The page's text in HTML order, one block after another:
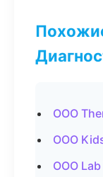
ООО
ООО
ООО Lab